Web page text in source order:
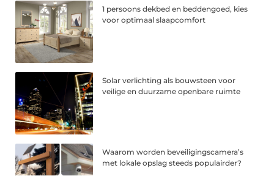
1 persoons dekbed en beddengoed, kies
voor optimaal slaapcomfort
Solar verlichting als bouwsteen voor
veilige en duurzame openbare ruimte
Waarom worden beveiligingscamera’s
met lokale opslag steeds populairder?